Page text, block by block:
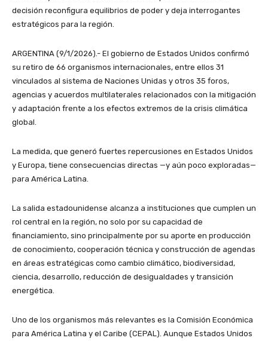
decisión reconfigura equilibrios de poder y deja interrogantes
estratégicos para la región.
ARGENTINA (9/1/2026).- El gobierno de Estados Unidos confirmó
su retiro de 66 organismos internacionales, entre ellos 31
vinculados al sistema de Naciones Unidas y otros 35 foros,
agencias y acuerdos multilaterales relacionados con la mitigación
y adaptación frente a los efectos extremos de la crisis climática
global.
La medida, que generó fuertes repercusiones en Estados Unidos
y Europa, tiene consecuencias directas —y aún poco exploradas—
para América Latina.
La salida estadounidense alcanza a instituciones que cumplen un
rol central en la región, no solo por su capacidad de
financiamiento, sino principalmente por su aporte en producción
de conocimiento, cooperación técnica y construcción de agendas
en áreas estratégicas como cambio climático, biodiversidad,
ciencia, desarrollo, reducción de desigualdades y transición
energética.
Uno de los organismos más relevantes es la Comisión Económica
para América Latina y el Caribe (CEPAL). Aunque Estados Unidos